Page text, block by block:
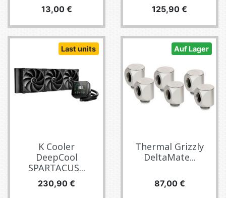
Preis
13,00 € Preis
125,90 €
Last units
K Cooler
DeepCool
SPARTACUS...
Preis
230,90 €
Auf Lager
Thermal Grizzly
DeltaMate...
Preis
87,00 €